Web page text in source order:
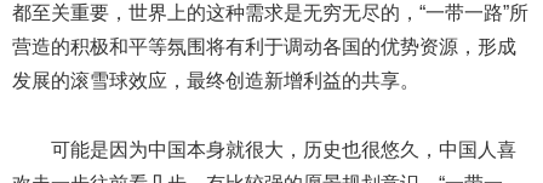
都至关重要，世界上的这种需求是无穷无尽的，“一带一路”所
营造的积极和平等氛围将有利于调动各国的优势资源，形成
发展的滚雪球效应，最终创造新增利益的共享。
可能是因为中国本身就很大，历史也很悠久，中国人喜